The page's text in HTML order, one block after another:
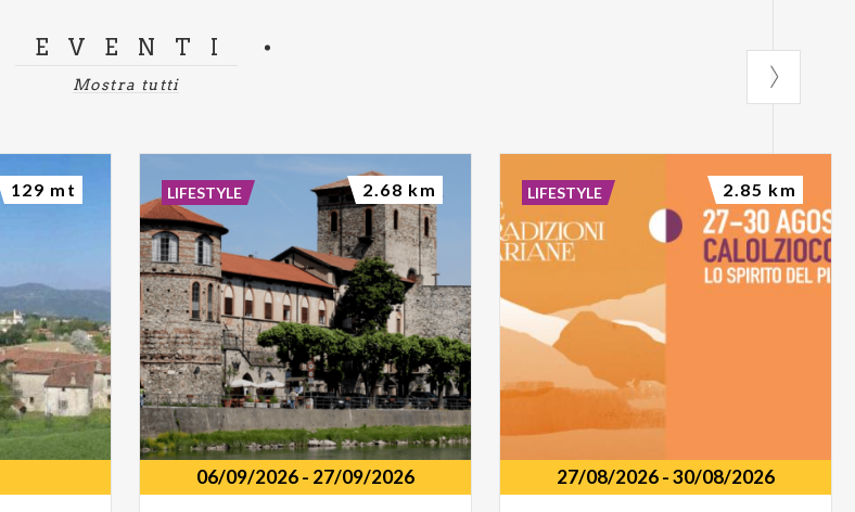
EVENTI
Mostra tutti
129 mt
06/09/2026- 27/09/2026
LIFESTYLE 2.68 km
27/08/2026-30/08/2026
LIFESTYLE 2.85 km